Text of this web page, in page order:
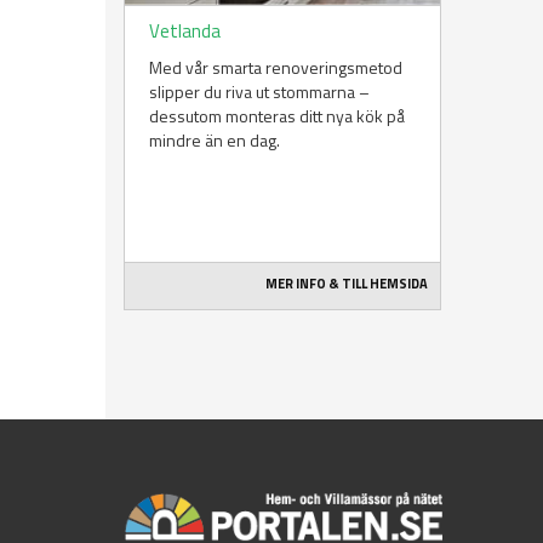
Vetlanda
Med vår smarta renoveringsmetod
slipper du riva ut stommarna –
dessutom monteras ditt nya kök på
mindre än en dag.
MER INFO & TILL HEMSIDA